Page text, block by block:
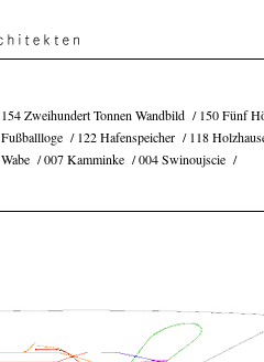
154 Zweihundert Tonnen Wandbild
150 Fünf
Fußballloge
122 Hafenspeicher
118
Wabe
007 Kamminke 004 Swinoujscie